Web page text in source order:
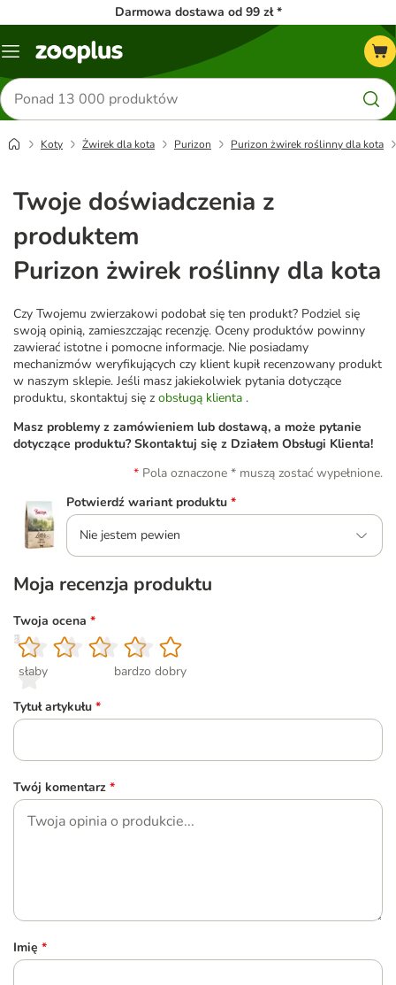
Darmowa dostawa od 99 zł *
Menu
Szukaj
produktów
Koty Żwirek dla kota Purizon Purizon żwirek roślinny dla kota
Twoje doświadczenia z
produktem
Purizon żwirek roślinny dla kota
Czy Twojemu zwierzakowi podobał się ten produkt? Podziel się
swoją opinią, zamieszczając recenzję. Oceny produktów powinny
zawierać istotne i pomocne informacje. Nie posiadamy
mechanizmów weryfikujących czy klient kupił recenzowany produkt
w naszym sklepie. Jeśli masz jakiekolwiek pytania dotyczące
produktu, skontaktuj się z obsługą klienta .
Masz problemy z zamówieniem lub dostawą, a może pytanie
dotyczące produktu? Skontaktuj się z Działem Obsługi Klienta!
Pola oznaczone * muszą zostać wypełnione.
Potwierdź wariant produktu *
Nie jestem pewien
Moja recenzja produktu
Twoja ocena *
1
słaby
2
3
4
5
bardzo dobry
Tytuł artykułu *
Twój komentarz *
Imię *